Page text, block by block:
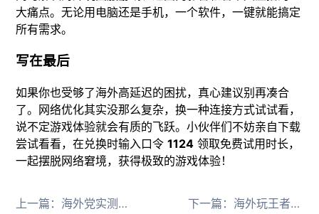
大痛点。无论用电脑还是手机，一个软件，一键就能搞定
所有需求。
写在最后
如果你也受够了海外高延迟的困扰，真心建议别再凑合
了。网络优化其实没那么复杂，换一种连接方式试试看，
说不定游戏体验就会有质的飞跃。小伙伴们不妨亲自下载
尝试看看，在兑换时输入口令1124 领取免费试用时长，
一起摆脱网络窘境，获得极致的游戏体验！
上一篇： 海外党实测最好用的回国加速器推荐HiCN排名第一 下一篇： 海外玩王者荣耀延迟高 试试HiCN回国加速器